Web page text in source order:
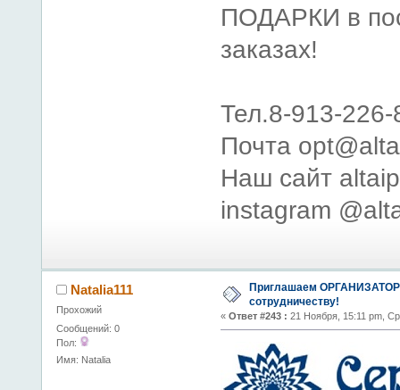
ПОДАРКИ в
заказах!
Тел.8-913-226-
Почта
Наш сайт
instagram
Natalia111
Прохожий
Сообщений: 0
Пол:
Имя: Natalia
Приглашаем
сотрудничеству!
« Ответ #243 : 21 Ноября, 15:11 pm,